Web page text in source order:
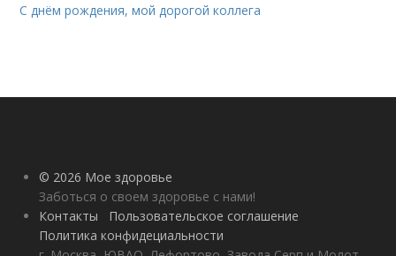
С днём рождения, мой дорогой коллега
© 2026 Мое здоровье
Заботься о своем здоровье с нами!
Контакты
Пользовательское соглашение
Политика конфидециальности